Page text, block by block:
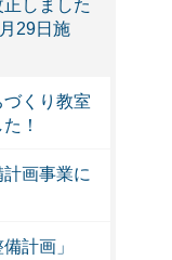
しました
29日施
くり教室
！
画事業に
計画」